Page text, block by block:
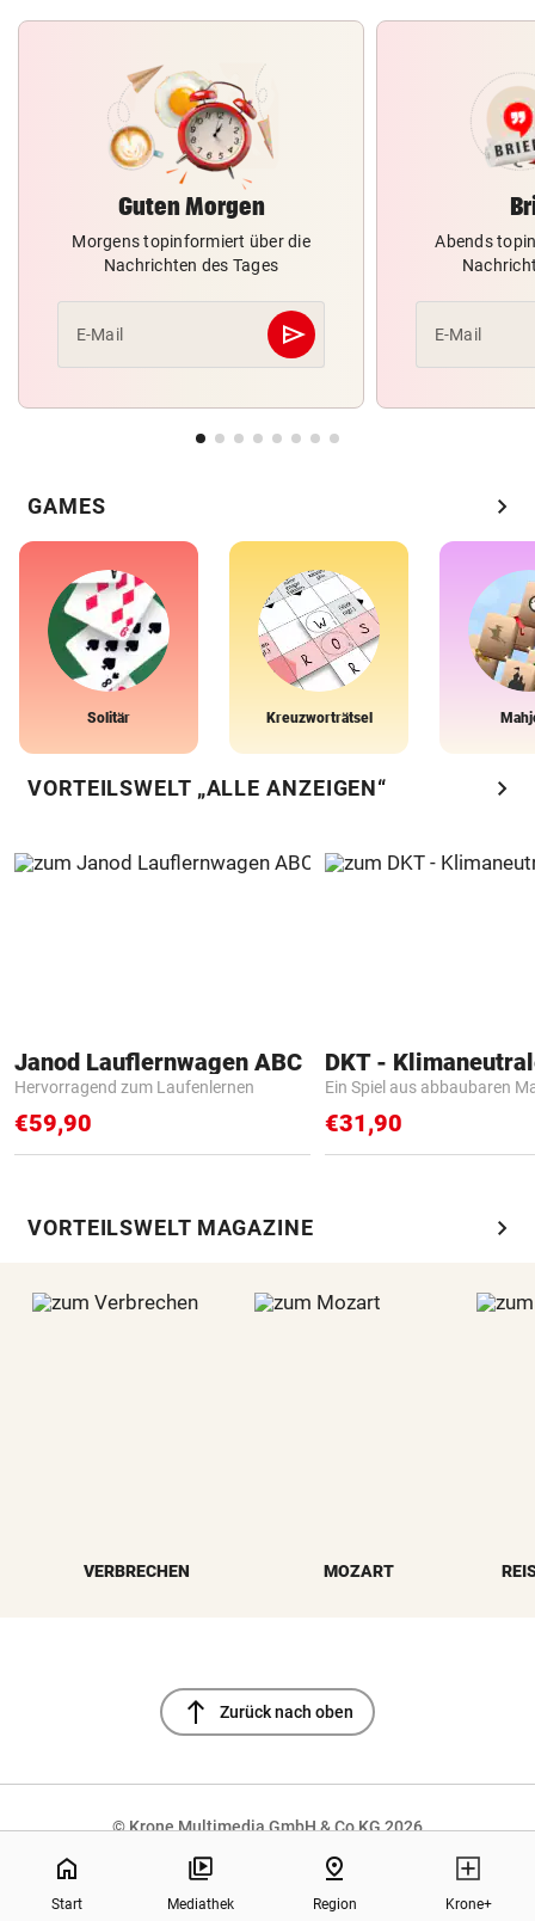
Guten Morgen
Morgens topinformiert über die
Nachrichten des Tages
E-Mail send
Abschicken
Abends
E-Mail
GAMES chevron_right
Solitär Kreuzworträtsel
VORTEILSWELT „ALLE ANZEIGEN“ chevron_right
Janod Lauflernwagen ABC
Hervorragend zum Laufenlernen
€59,90
Ein Spiel aus abbaubaren
€31,90
VORTEILSWELT MAGAZINE chevron_right
VERBRECHEN MOZART
north Zurück nach oben
© Krone Multimedia GmbH & Co KG 2026
Muthgasse 2, 1190 Wien
home
Start Mediathek
pin_drop
Region Krone+